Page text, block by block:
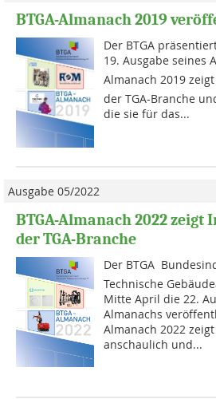
BTGA-Almanach 2019
Der BTGA
19. Ausgabe seines
Almanach 2019
der TGA-Branche
die sie für das...
Ausgabe 05/2022
BTGA-Almanach 2022
der TGA-Branche
Der BTGA 
Technische
Mitte April die 22.
Almanachs
Almanach 2022
anschaulich und...